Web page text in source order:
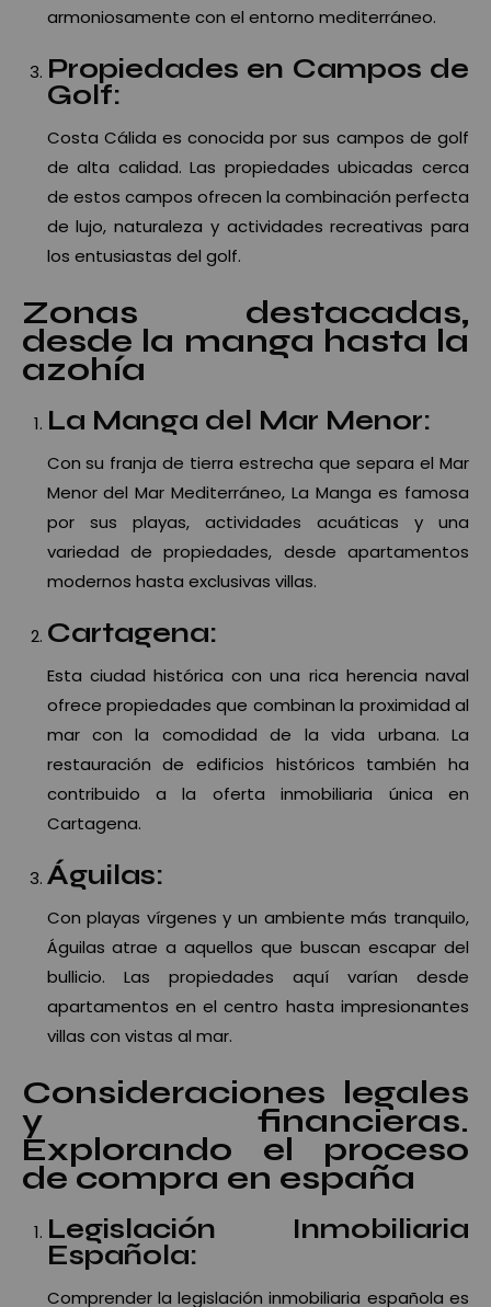
armoniosamente con el entorno mediterráneo.
Propiedades en Campos de
Golf:
Costa Cálida es conocida por sus campos de golf
de alta calidad. Las propiedades ubicadas cerca
de estos campos ofrecen la combinación perfecta
de lujo, naturaleza y actividades recreativas para
los entusiastas del golf.
Zonas destacadas,
desde la manga hasta la
azohía
La Manga del Mar Menor:
Con su franja de tierra estrecha que separa el Mar
Menor del Mar Mediterráneo, La Manga es famosa
por sus playas, actividades acuáticas y una
variedad de propiedades, desde apartamentos
modernos hasta exclusivas villas.
Cartagena:
Esta ciudad histórica con una rica herencia naval
ofrece propiedades que combinan la proximidad al
mar con la comodidad de la vida urbana. La
restauración de edificios históricos también ha
contribuido a la oferta inmobiliaria única en
Cartagena.
Águilas:
Con playas vírgenes y un ambiente más tranquilo,
Águilas atrae a aquellos que buscan escapar del
bullicio. Las propiedades aquí varían desde
apartamentos en el centro hasta impresionantes
villas con vistas al mar.
Consideraciones legales
y financieras.
Explorando el proceso
de compra en españa
Legislación Inmobiliaria
Española:
Comprender la legislación inmobiliaria española es